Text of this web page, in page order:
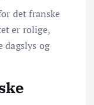
det franske
er rolige,
dagslys og